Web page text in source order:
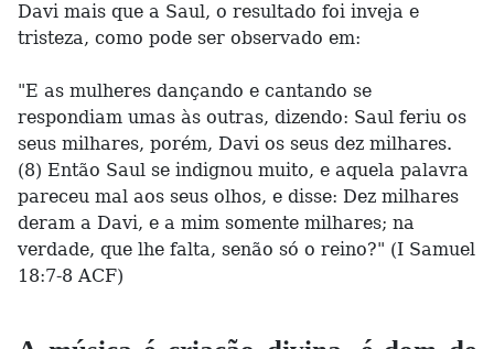
Davi mais que a Saul, o resultado foi inveja e
tristeza, como pode ser observado em:
"E as mulheres dançando e cantando se
respondiam umas às outras, dizendo: Saul feriu os
seus milhares, porém, Davi os seus dez milhares.
(8) Então Saul se indignou muito, e aquela palavra
pareceu mal aos seus olhos, e disse: Dez milhares
deram a Davi, e a mim somente milhares; na
verdade, que lhe falta, senão só o reino?" (I Samuel
18:7-8 ACF)